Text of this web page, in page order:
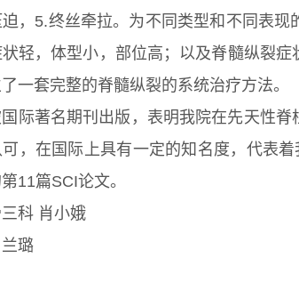
，5.终丝牵拉。为不同类型和不同表
轻，体型小，部位高；以及脊髓纵裂
一套完整的脊髓纵裂的系统治疗方法。
际著名期刊出版，表明我院在先天性
，在国际上具有一定的知名度，代表
11篇SCI论文。
科 肖小娥
璐